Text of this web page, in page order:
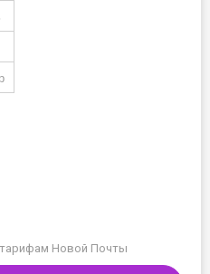
Новой Почты